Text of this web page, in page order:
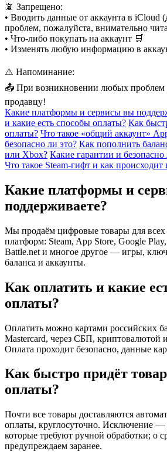
📵 Запрещено:
• Вводить данные от аккаунта в iCloud
проблем, пожалуйста, внимательно
• Что-либо покупать на аккаунт 🛒
• Изменять любую информацию в
⚠️ Напоминание:
📤 При возникновении любых проблем
продавцу!
Какие платформы и сервисы вы
и какие есть способы оплаты? Как
оплаты? Что такое «общий аккаунт»
безопасно ли это? Как пополнить
или Xbox? Какие гарантии и безопасно
Что такое Steam-гифт и как происходит
Какие платформы и
поддерживаете?
Мы продаём цифровые товары для
платформ: Steam, App Store, Google
Battle.net и многое другое — игры,
баланса и аккаунты.
Как оплатить и какие
оплаты?
Оплатить можно картами российских
Mastercard, через СБП, криптовалютой
Оплата проходит безопасно, данные
Как быстро придёт
оплаты?
Почти все товары доставляются
оплаты, круглосуточно. Исключение —
которые требуют ручной обработки; о
предупреждаем заранее.